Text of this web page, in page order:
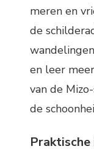
meren en
de
en leer
van de
de